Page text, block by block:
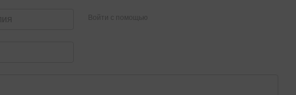
Войти с помощью